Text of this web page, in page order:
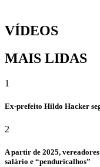
VÍDEOS
MAIS LIDAS
1
Ex-prefeito Hildo Hacker
2
A partir de 2025,
salário e “penduricalhos”